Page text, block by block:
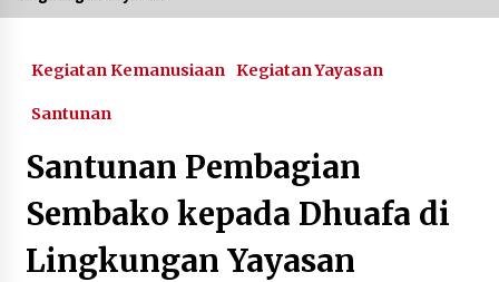
3 tahun ago
Berbagi Ta’jil di Bulan Ramadhan 1443 H
4 tahun ago
Kegiatan Kemanusiaan Kegiatan Yayasan
Santunan
Santunan Pembagian
Sembako kepada Dhuafa di
Lingkungan Yayasan